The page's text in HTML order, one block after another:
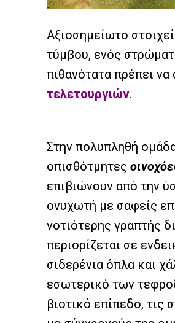
Αξιοσημείωτο
τύμβου, ενός
πιθανότατα πρέπει
τελετουργιών.
Στην πολυπληθή
οπισθότμητες
επιβιώνουν από την
ονυχωτή με σαφείς
νοτιότερης γραπτής
περιορίζεται σε
σιδερένια όπλα και
εσωτερικό των
βιοτικό επίπεδο, τις